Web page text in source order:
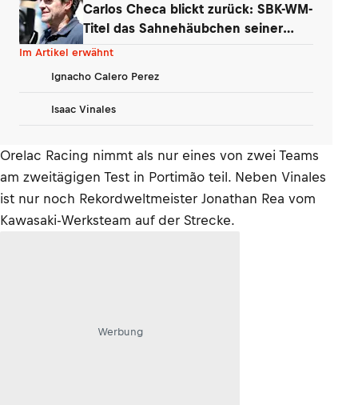
Carlos Checa blickt zurück: SBK-WM-
Titel das Sahnehäubchen seiner
Karriere
Im Artikel erwähnt
Ignacho Calero Perez
Isaac Vinales
Orelac Racing nimmt als nur eines von zwei Teams
am zweitägigen Test in Portimão teil. Neben Vinales
ist nur noch Rekordweltmeister Jonathan Rea vom
Kawasaki-Werksteam auf der Strecke.
Werbung